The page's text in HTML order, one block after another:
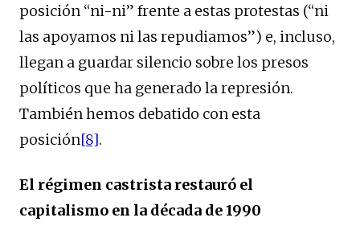
posición “ni-ni” frente a estas protestas (“ni
las apoyamos ni las repudiamos”) e, incluso,
llegan a guardar silencio sobre los presos
políticos que ha generado la represión.
También hemos debatido con esta
posición[8].
El régimen castrista restauró el
capitalismo en la década de 1990